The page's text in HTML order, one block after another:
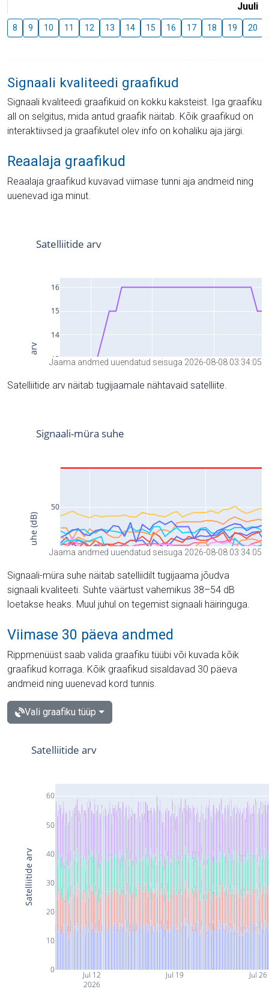
Juuli
8 9 10 11 12 13 14 15 16 17 18 19 20
Signaali kvaliteedi graafikud
Signaali kvaliteedi graafikuid on kokku kaksteist. Iga graafiku
all on selgitus, mida antud graafik näitab. Kõik graafikud on
interaktiivsed ja graafikutel olev info on kohaliku aja järgi.
Reaalaja graafikud
Reaalaja graafikud kuvavad viimase tunni aja andmeid ning
uuenevad iga minut.
Jaama andmed uuendatud seisuga 2026-08-08 03:34:05
Satelliitide arv näitab tugijaamale nähtavaid satelliite.
Jaama andmed uuendatud seisuga 2026-08-08 03:34:05
Signaali-müra suhe näitab satelliidilt tugijaama jõudva
signaali kvaliteeti. Suhte väärtust vahemikus 38–54 dB
loetakse heaks. Muul juhul on tegemist signaali häiringuga.
Viimase 30 päeva andmed
Rippmenüüst saab valida graafiku tüübi või kuvada kõik
graafikud korraga. Kõik graafikud sisaldavad 30 päeva
andmeid ning uuenevad kord tunnis.
Vali graafiku tüüp
Jul 12
2026
Jul 19 Jul 26
0
10
20
30
40
50
60
Satelliitide arv
Satelliitide arv